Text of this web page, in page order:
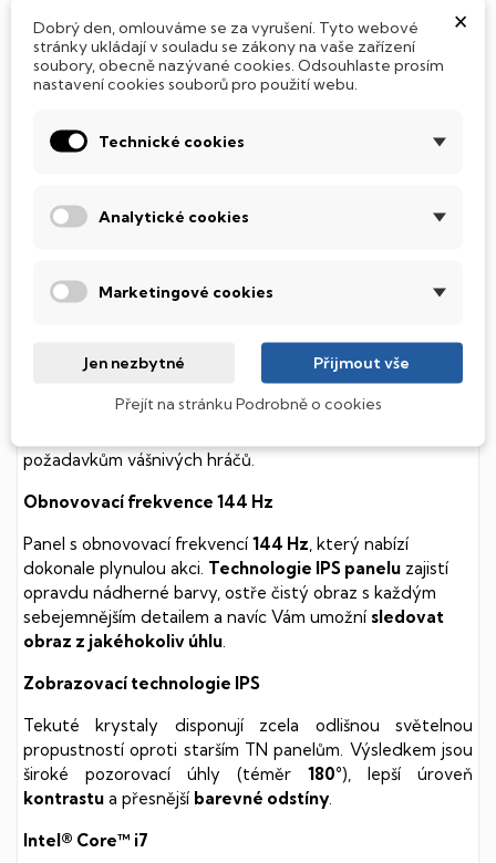
Tento notebook je vybavenSSD(Solid State Drive)
diskem, který na rozdíl od starších magnetických HDD
(Hard Disk Drive) disků nedisponuje žádnými pohyblivými
k mechanickému poškození. Díky použití elektronické
Podsvícená klávesnice
Integrovaný systém úsporných LED diod osvítí jednotlivé
klávesy tak, aby byly krásně čitelné i během temné noci,
Výkonná grafická karta a procesor, který utáhne i ty
požadavkům vášnivých hráčů.
Obnovovací frekvence 144 Hz
Panel s obnovovací frekvencí 144 Hz , který nabízí
dokonale plynulou akci. Technologie IPS panelu zajistí
opravdu nádherné barvy, ostře čistý obraz s každým
sebejemnějším detailem a navíc Vám umožní sledovat
obraz z jakéhokoliv úhlu
Zobrazovací technologie IPS
Tekuté krystaly disponují zcela odlišnou světelnou
propustností oproti starším TN panelům. Výsledkem jsou
široké pozorovací úhly (téměr 180°), lepší úroveň
kontrastu a přesnější barevné odstíny
Intel® Core™ i7
×
Dobrý den, omlouváme se za vyrušení. Tyto webové
stránky ukládají v souladu se zákony na vaše zařízení
soubory, obecně nazývané cookies. Odsouhlaste prosím
nastavení cookies souborů pro použití webu.
Technické cookies
Analytické cookies
Marketingové cookies
Jen nezbytné Přijmout vše
Přejít na stránku Podrobně o cookies